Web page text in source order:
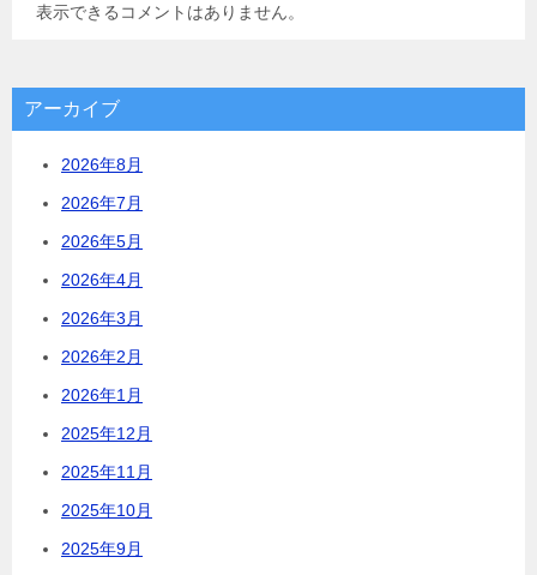
表示できるコメントはありません。
アーカイブ
2026年8月
2026年7月
2026年5月
2026年4月
2026年3月
2026年2月
2026年1月
2025年12月
2025年11月
2025年10月
2025年9月